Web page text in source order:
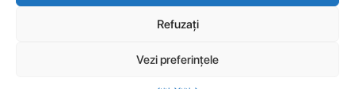
Refuzați
Vezi preferințele
privind
cookie-urile